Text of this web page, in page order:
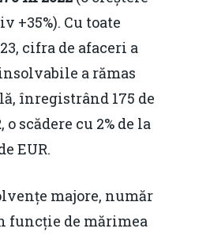
+35%). Cu toate
cifra de afaceri a
a rămas
înregistrând 175 de
scădere cu 2% de la
EUR.
majore, număr
funcție de mărimea
predictibilitate,
concurenţă.
Redresare vs.
Politici Europene în
Video Forum Marea
Piața gazelor naturale:
predictibilitate,
Burse pentru
Contact